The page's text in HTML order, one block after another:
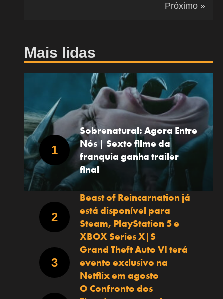
Próximo »
Mais lidas
Sobrenatural: Agora Entre
Nós | Sexto filme da
franquia ganha trailer
final
Beast of Reincarnation já
está disponível para
Steam, PlayStation 5 e
XBOX Series X|S
Grand Theft Auto VI terá
evento exclusivo na
Netflix em agosto
O Confronto dos